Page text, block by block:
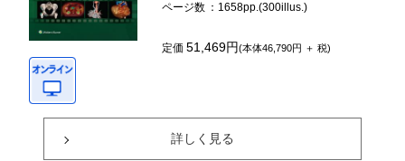
ページ数 ：1658pp.(300illus.)
定価51,469円(本体46,790円 ＋ 税)
詳しく見る